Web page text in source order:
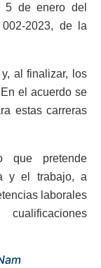
5 de enero del
2023, de la
al finalizar, los
el acuerdo se
estas carreras
que pretende
y el trabajo, a
laborales